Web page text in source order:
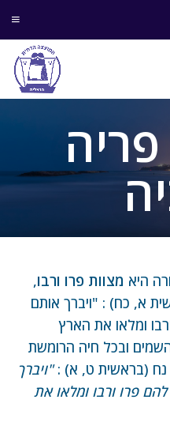
היא מצוות פרו ורבו,
א, כח) : "ויברך אותם
ומלאו את הארץ
ובכל חיה הרומשת
נח (בראשית ט, א) :"ויברך
פרו ורבו ומלאו את